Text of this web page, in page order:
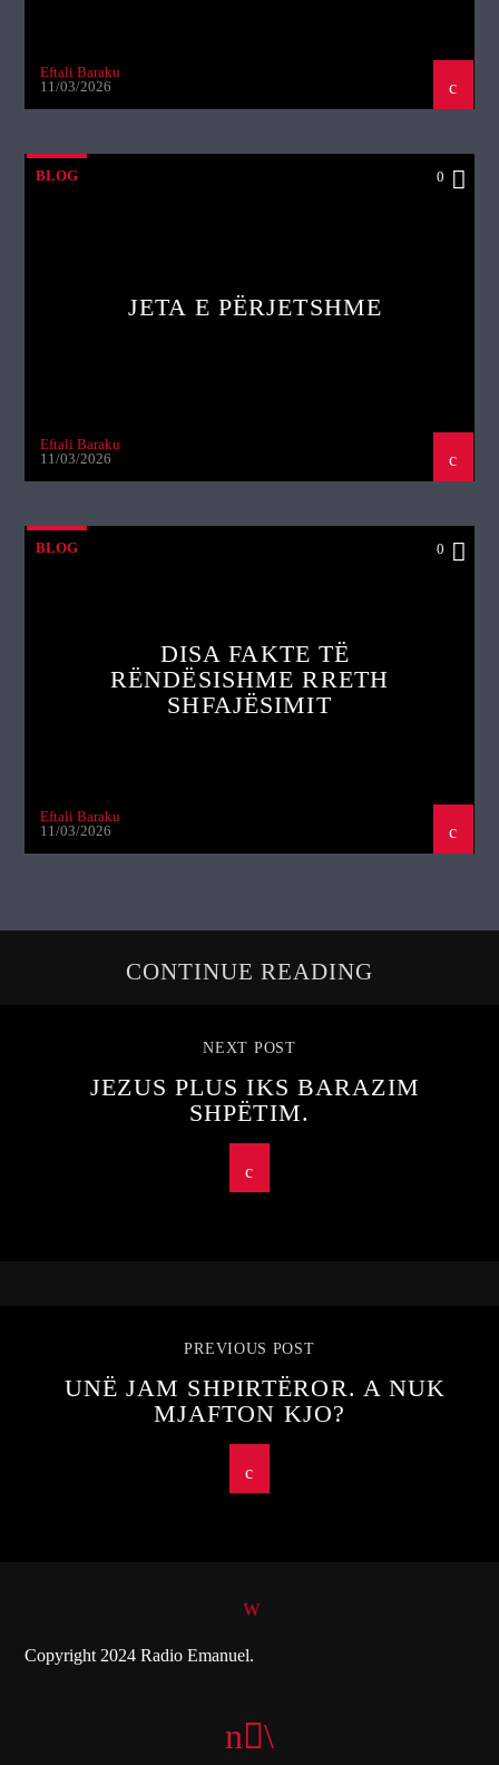
Eftali Baraku
11/03/2026
BLOG 0
JETA E PËRJETSHME
Eftali Baraku
11/03/2026
BLOG 0
DISA FAKTE TË
RËNDËSISHME RRETH
SHFAJËSIMIT
Eftali Baraku
11/03/2026
CONTINUE READING
NEXT POST
JEZUS PLUS IKS BARAZIM
SHPËTIM.
PREVIOUS POST
UNË JAM SHPIRTËROR. A NUK
MJAFTON KJO?
Copyright 2024 Radio Emanuel.